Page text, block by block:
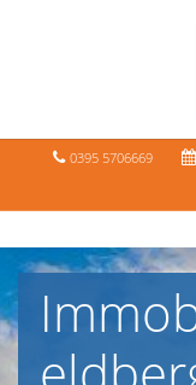
0395 5706669